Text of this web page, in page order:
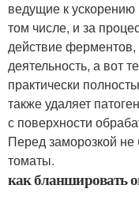
ведущие к ускорению
том числе, и за
действие ферментов,
деятельность, а вот
практически
также удаляет
с поверхности
Перед заморозкой не
томаты.
как бланшировать